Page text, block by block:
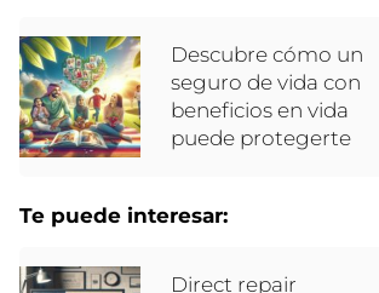
Descubre cómo un
seguro de vida con
beneficios en vida
puede protegerte
Te puede interesar:
Direct repair